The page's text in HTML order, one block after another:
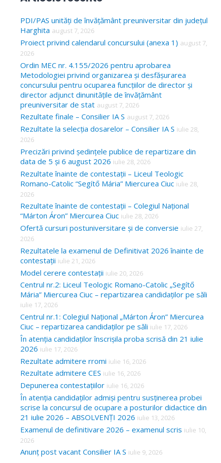
c
h
f
o
r
PDI/PAS unități de învățământ preuniversitar din județul
Harghita august 7, 2026
Proiect privind calendarul concursului (anexa 1) august 7,
2026
Ordin MEC nr. 4.155/2026 pentru aprobarea
Metodologiei privind organizarea și desfășurarea
concursului pentru ocuparea funcțiilor de director și
director adjunct dinunitățile de învățământ
preuniversitar de stat august 7, 2026
Rezultate finale – Consilier IA S august 7, 2026
Rezultate la selecția dosarelor – Consilier IA S iulie 28,
2026
Precizări privind ședințele publice de repartizare din
data de 5 și 6 august 2026 iulie 28, 2026
Rezultate înainte de contestații – Liceul Teologic
Romano-Catolic “Segítő Mária” Miercurea Ciuc iulie 28,
2026
Rezultate înainte de contestații – Colegiul Național
“Márton Áron” Miercurea Ciuc iulie 28, 2026
Ofertă cursuri postuniversitare și de conversie iulie 27,
2026
Rezultatele la examenul de Definitivat 2026 înainte de
contestații iulie 21, 2026
Model cerere contestații iulie 20, 2026
Centrul nr.2: Liceul Teologic Romano-Catolic „Segítő
Mária” Miercurea Ciuc – repartizarea candidaților pe săli
iulie 17, 2026
Centrul nr.1: Colegiul Național „Márton Áron” Miercurea
Ciuc – repartizarea candidaților pe săli iulie 17, 2026
În atenția candidaților înscrișila proba scrisă din 21 iulie
2026 iulie 17, 2026
Rezultate admitere rromi iulie 16, 2026
Rezultate admitere CES iulie 16, 2026
Depunerea contestațiilor iulie 16, 2026
În atenția candidaților admiși pentru susținerea probei
scrise la concursul de ocupare a posturilor didactice din
21 iulie 2026 – ABSOLVENȚI 2026 iulie 13, 2026
Examenul de definitivare 2026 – examenul scris iulie 10,
2026
Anunț post vacant Consilier IA S iulie 9, 2026